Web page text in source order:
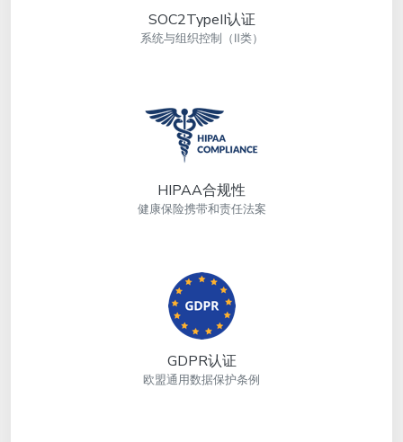
SOC2TypeII认证
系统与组织控制（Ⅱ类）
HIPAA合规性
健康保险携带和责任法案
GDPR认证
欧盟通用数据保护条例